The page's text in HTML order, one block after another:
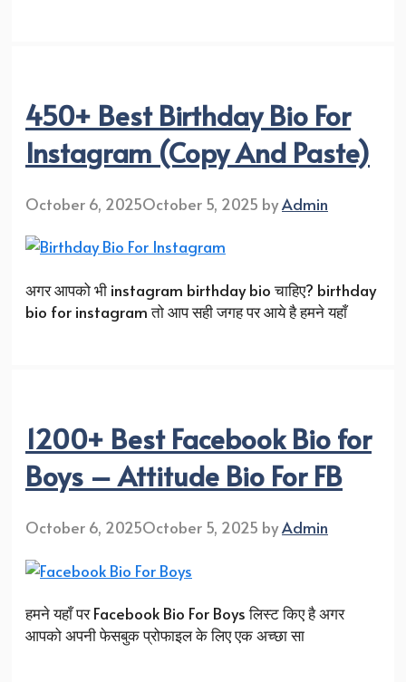
450+ Best Birthday Bio For
Instagram (Copy And Paste)
October 6, 2025October 5, 2025 byAdmin
अगर आपको भी instagram birthday bio चाहिए? birthday
bio for instagram तो आप सही जगह पर आये है हमने यहाँ
1200+ Best Facebook Bio for
Boys – Attitude Bio For FB
October 6, 2025October 5, 2025 byAdmin
हमने यहाँ पर Facebook Bio For Boys लिस्ट किए है अगर
आपको अपनी फेसबुक प्रोफाइल के लिए एक अच्छा सा